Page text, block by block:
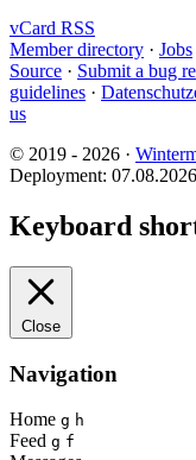
vCard RSS
Member directory · Jobs
Source · Submit a bug
guidelines ·
us
© 2019 - 2026 ·
Deployment:
Keyboard
Close
Navigation
Home g h
Feed g f